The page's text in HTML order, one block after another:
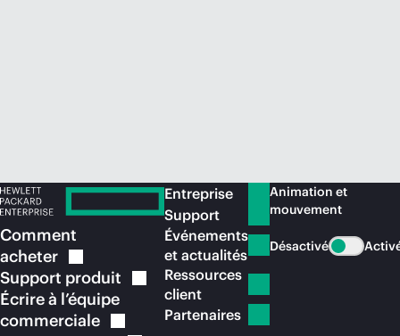
Comment
acheter
Support produit
Écrire à l’équipe
commerciale
Entreprise
Support
Événements
et actualités
Ressources
client
Partenaires
Animation et
mouvement
Désactivé